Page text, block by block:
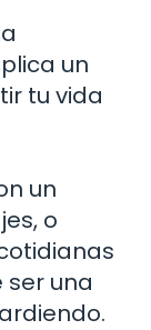
un
tu vida
un
o
una